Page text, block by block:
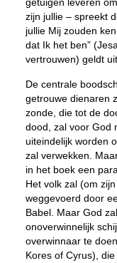
zijn jullie – spreekt
jullie Mij zouden
dat Ik het ben”
vertrouwen) geldt
De centrale
getrouwe dienaren
zonde, die tot de
dood, zal voor God
uiteindelijk worden
zal verwekken.
in het boek een
Het volk zal (om
weggevoerd door
Babel. Maar God
onoverwinnelijk
overwinnaar te
Kores of Cyrus),